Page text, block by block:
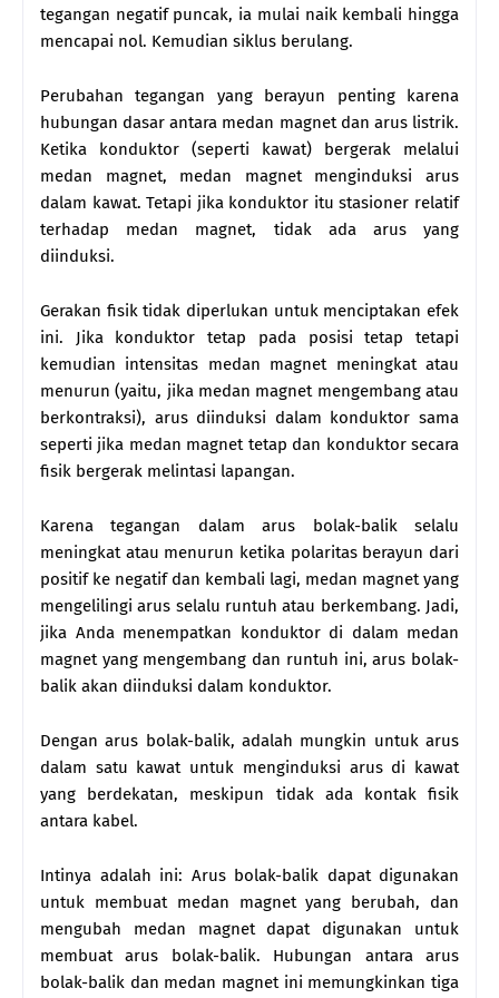
tegangan negatif puncak, ia mulai naik kembali hingga
mencapai nol. Kemudian siklus berulang.
Perubahan tegangan yang berayun penting karena
hubungan dasar antara medan magnet dan arus listrik.
Ketika konduktor (seperti kawat) bergerak melalui
medan magnet, medan magnet menginduksi arus
dalam kawat. Tetapi jika konduktor itu stasioner relatif
terhadap medan magnet, tidak ada arus yang
diinduksi.
Gerakan fisik tidak diperlukan untuk menciptakan efek
ini. Jika konduktor tetap pada posisi tetap tetapi
kemudian intensitas medan magnet meningkat atau
menurun (yaitu, jika medan magnet mengembang atau
berkontraksi), arus diinduksi dalam konduktor sama
seperti jika medan magnet tetap dan konduktor secara
fisik bergerak melintasi lapangan.
Karena tegangan dalam arus bolak-balik selalu
meningkat atau menurun ketika polaritas berayun dari
positif ke negatif dan kembali lagi, medan magnet yang
mengelilingi arus selalu runtuh atau berkembang. Jadi,
jika Anda menempatkan konduktor di dalam medan
magnet yang mengembang dan runtuh ini, arus bolak-
balik akan diinduksi dalam konduktor.
Dengan arus bolak-balik, adalah mungkin untuk arus
dalam satu kawat untuk menginduksi arus di kawat
yang berdekatan, meskipun tidak ada kontak fisik
antara kabel.
Intinya adalah ini: Arus bolak-balik dapat digunakan
untuk membuat medan magnet yang berubah, dan
mengubah medan magnet dapat digunakan untuk
membuat arus bolak-balik. Hubungan antara arus
bolak-balik dan medan magnet ini memungkinkan tiga